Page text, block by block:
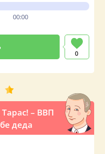
00:00
0
– ВВП
деда